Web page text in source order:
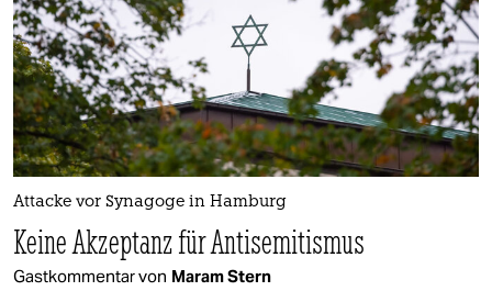
öko
gesellschaft
kultur
sport
berlin
nord
Attacke vor Synagoge in Hamburg
Keine Akzeptanz für Antisemitismus
Gastkommentar von Maram Stern